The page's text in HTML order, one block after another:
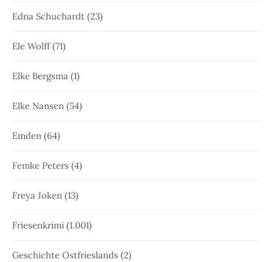
Edna Schuchardt (23)
Ele Wolff(71)
Elke Bergsma (1)
Elke Nansen (54)
Emden (64)
Femke Peters (4)
Freya Joken (13)
Friesenkrimi (1.001)
Geschichte Ostfrieslands (2)